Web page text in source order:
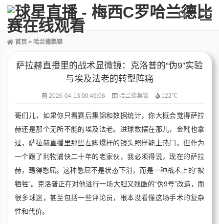
首页 > 哈兰德集锦
萨拉赫直播里的战术显微镜：克洛普的“伪9”实验
与埃及法老的转型阵痛
2026-04-13 00:49:06 哈兰德集锦 122℃
哥们儿，如果你只看赛后集锦和数据统计，你大概会觉得萨拉
赫还是那个无所不能的埃及法老。进球数摆在那儿，金靴也拿
过，萨拉赫直播里那些左脚爆杆的镜头照样能上热门。但作为
一个跟了利物浦快二十年的老家伙，我必须得说，现在的萨拉
赫，踢得憋屈。这种憋屈不是状态下滑，而是一种战术上的“被
牺牲”。克洛普正在对他进行一场大胆又残酷的“伪9号”改造，而
很多球迷，甚至包括一些评论员，根本没看懂这场手术的复杂
性和代价。